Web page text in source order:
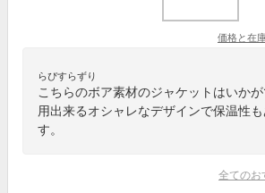
価格と在
らぴすらずり
こちらのボア素材のジャケットはいか
用出来るオシャレなデザインで保温性
す。
全てのお